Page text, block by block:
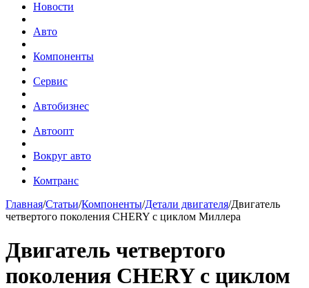
Новости
Авто
Компоненты
Сервис
Автобизнес
Автоопт
Вокруг авто
Комтранс
Главная/Статьи/Компоненты/Детали двигателя/Двигатель
четвертого поколения CHERY с циклом Миллера
Двигатель четвертого
поколения CHERY с циклом